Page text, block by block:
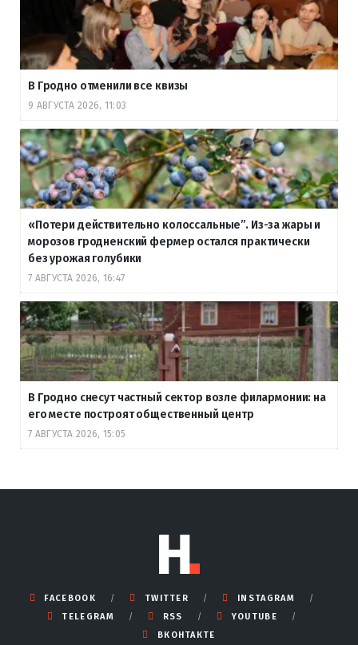
В Гродно отменили все квизы
9 АВГУСТА 2026, 11:03
«Потери действительно колоссальные”. Из-за жары и
морозов гродненский фермер остался практически
без урожая голубики
7 АВГУСТА 2026, 16:47
В Гродно снесут частный сектор возле филармонии: на
его месте построят общественный центр
7 АВГУСТА 2026, 15:05
FACEBOOK TWITTER
INSTAGRAM
TELEGRAM
RSS
YOUTUBE
ВКОНТАКТЕ